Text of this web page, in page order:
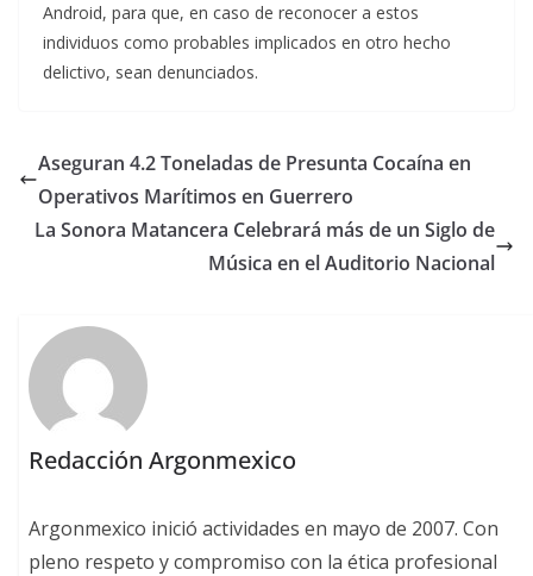
Android, para que, en caso de reconocer a estos
individuos como probables implicados en otro hecho
delictivo, sean denunciados.
Aseguran 4.2 Toneladas de Presunta Cocaína en
Operativos Marítimos en Guerrero
La Sonora Matancera Celebrará más de un Siglo de
Música en el Auditorio Nacional
Redacción Argonmexico
Argonmexico inició actividades en mayo de 2007. Con
pleno respeto y compromiso con la ética profesional